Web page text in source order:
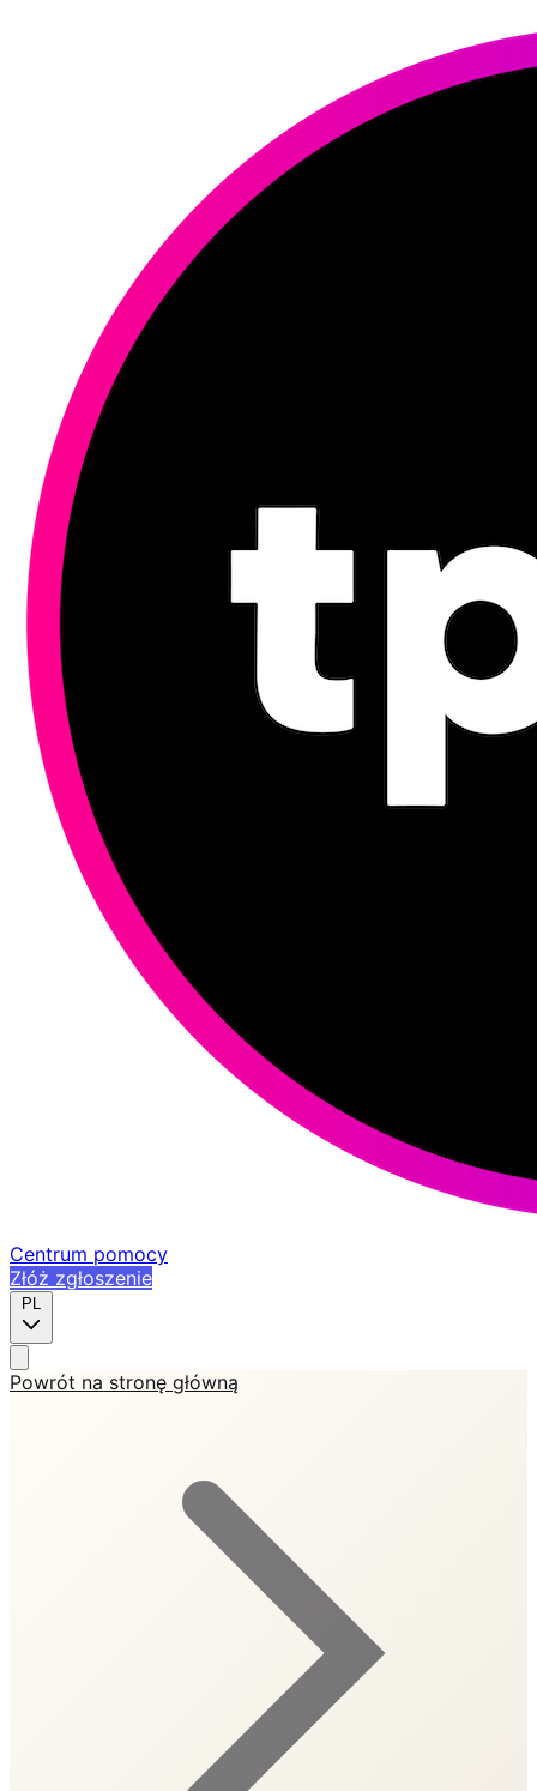
Centrum pomocy
Złóż zgłoszenie
PL
Powrót na stronę główną